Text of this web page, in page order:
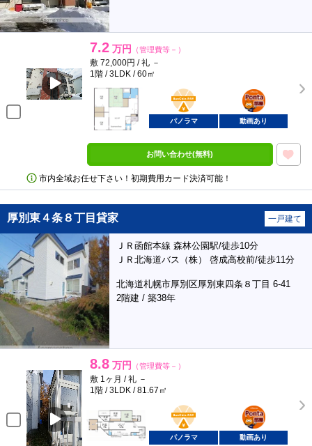
7.2 万円 （管理費等－）
敷 72,000円 / 礼 －
1階 / 3LDK / 60㎡
BunChinPAY
ポンタ
部屋
パノラマ 動画あり
お問い合わせ(無料)
市内全域お任せ下さい！初期費用カード決済可能！
厚別東４条８丁目貸家 一戸建て
ＪＲ函館本線 森林公園駅/徒歩10分
ＪＲ北海道バス（株） 啓成高校前/徒歩11分
北海道札幌市厚別区厚別東四条８丁目 6-41
2階建 / 築38年
8.8 万円 （管理費等－）
敷 1ヶ月 / 礼 －
1階 / 3LDK / 81.67㎡
BunChinPAY
ポンタ
部屋
パノラマ 動画あり